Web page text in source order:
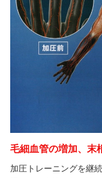
毛細血管の増加、末
加圧トレーニングを継